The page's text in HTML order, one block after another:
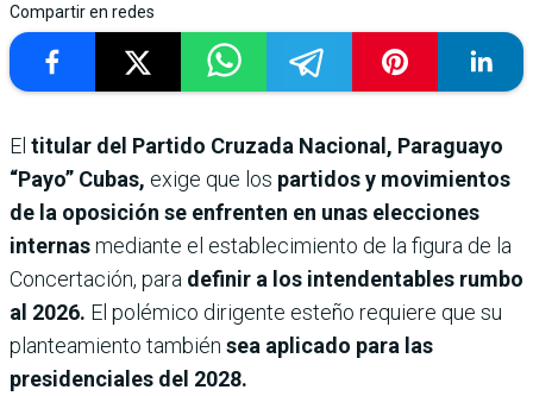
Compartir en redes
El titular del Partido Cruzada Nacional, Paraguayo
“Payo” Cubas, exige que los partidos y movimientos
de la oposición se enfrenten en unas elecciones
internasmediante el establecimiento de la figura de la
Concertación, para definir a los intendentables rumbo
al 2026. El polémico dirigente esteño requiere que su
planteamiento también sea aplicado para las
presidenciales del 2028.